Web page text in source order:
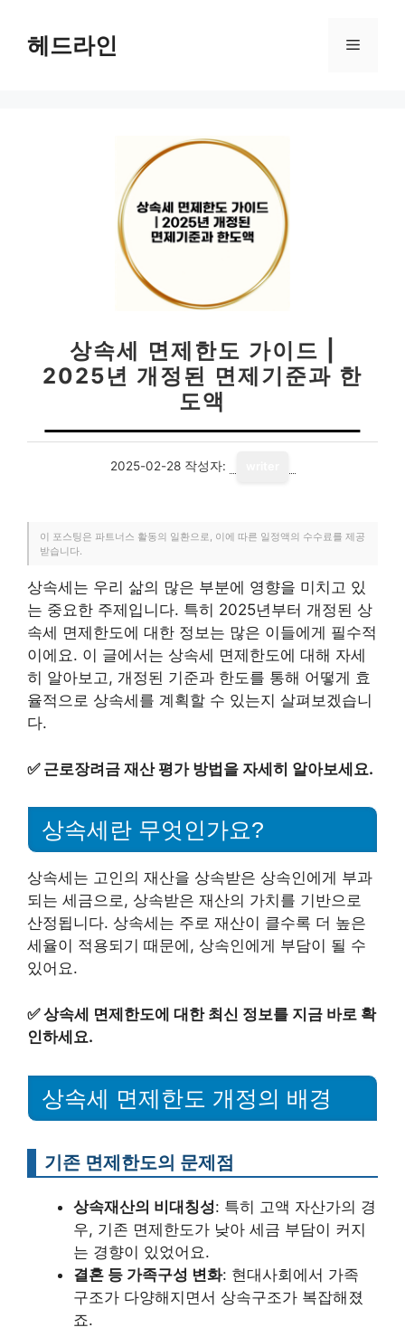
헤드라인 메
상속세 면제한도 가이드 |
2025년 개정된 면제기준과 한
도액
2025-02-28 작성자:
이 포스팅은 파트너스 활동의 일환으로, 이에 따른 일정액의 수수료를 제공
받습니다.
상속세는 우리 삶의 많은 부분에 영향을 미치고 있
는 중요한 주제입니다. 특히 2025년부터 개정된 상
속세 면제한도에 대한 정보는 많은 이들에게 필수적
이에요. 이 글에서는 상속세 면제한도에 대해 자세
히 알아보고, 개정된 기준과 한도를 통해 어떻게 효
율적으로 상속세를 계획할 수 있는지 살펴보겠습니
다.
✅ 근로장려금 재산 평가 방법을 자세히 알아보세요.
상속세란 무엇인가요?
상속세는 고인의 재산을 상속받은 상속인에게 부과
되는 세금으로, 상속받은 재산의 가치를 기반으로
산정됩니다. 상속세는 주로 재산이 클수록 더 높은
세율이 적용되기 때문에, 상속인에게 부담이 될 수
있어요.
✅상속세 면제한도에 대한 최신 정보를 지금 바로 확
인하세요.
상속세 면제한도 개정의 배경
기존 면제한도의 문제점
상속재산의 비대칭성: 특히 고액 자산가의 경
우, 기존 면제한도가 낮아 세금 부담이 커지
는 경향이 있었어요.
결혼 등 가족구성 변화: 현대사회에서 가족
구조가 다양해지면서 상속구조가 복잡해졌
죠.